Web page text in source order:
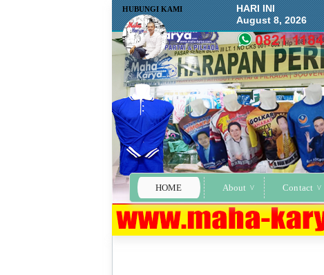
HOME About Contact
HUBUNGI KAMI
HARI INI
August 8, 2026